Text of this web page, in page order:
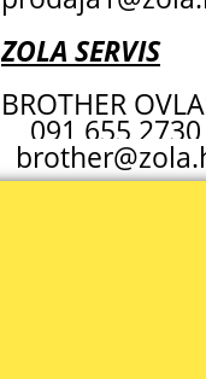
ZOLA SERVIS
BROTHER
091 655 2730